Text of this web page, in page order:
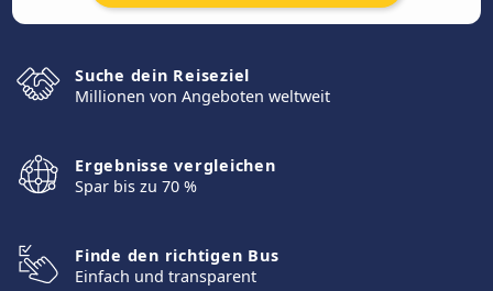
Suche dein Reiseziel
Millionen von Angeboten weltweit
Ergebnisse vergleichen
Spar bis zu 70 %
Finde den richtigen Bus
Einfach und transparent